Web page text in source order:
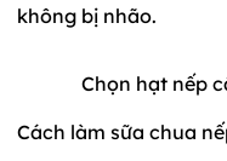
không bị nhão.
Chọn hạt nếp
Cách làm sữa chua